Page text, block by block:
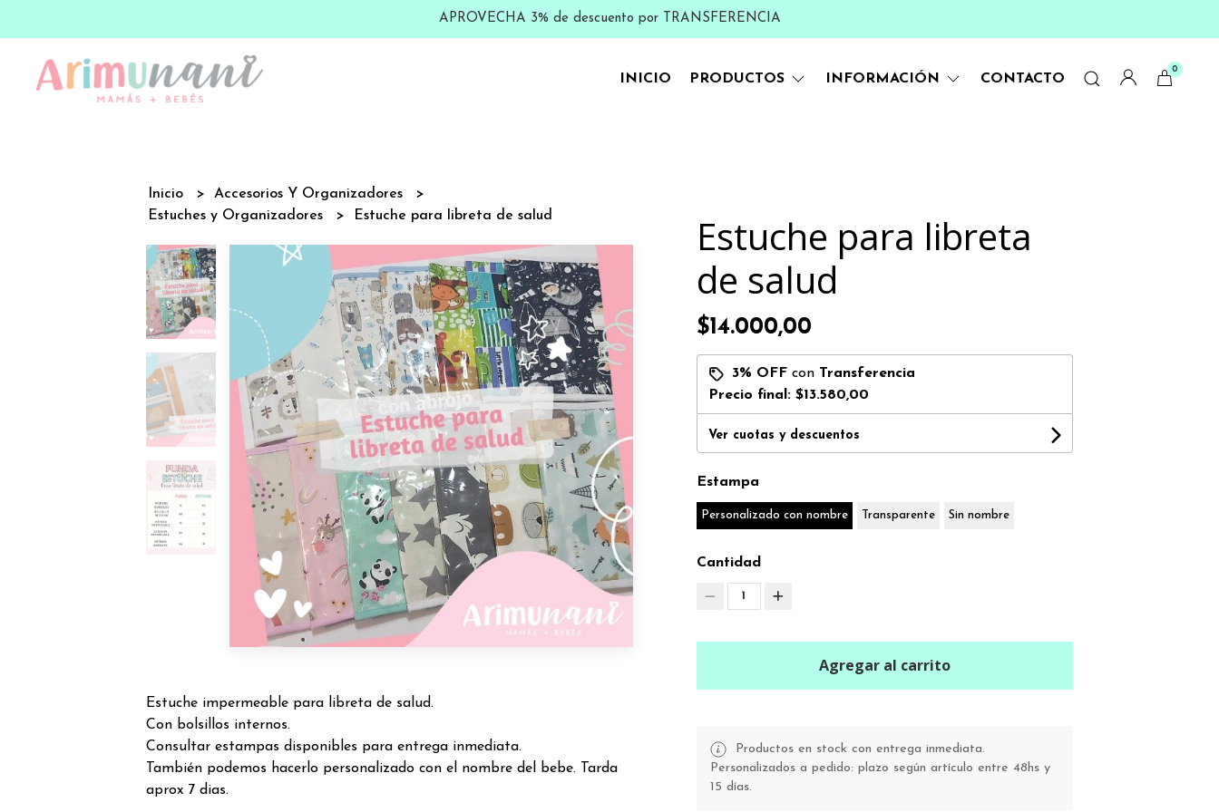
APROVECHA 3% de descuento por TRANSFERENCIA
INICIO PRODUCTOS INFORMACIÓN CONTACTO
0
Inicio
Accesorios Y Organizadores
Estuches y Organizadores
Estuche para libreta de salud
Estuche impermeable para libreta de salud.
Con bolsillos internos.
Consultar estampas disponibles para entrega inmediata.
También podemos hacerlo personalizado con el nombre del bebe. Tarda
aprox 7 dias.
Estuche para libreta
de salud
$14.000,00
3% OFFcon Transferencia
Precio final: $13.580,00
Ver cuotas y descuentos
Estampa
Personalizado con nombre Transparente Sin nombre
Cantidad
1
Agregar al carrito
Productos en stock con entrega inmediata.
Personalizados a pedido: plazo según artículo entre 48hs y
15 días.